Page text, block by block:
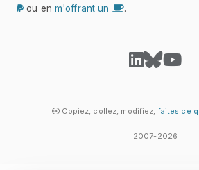
ou en m'offrant un .
Copiez, collez, modifiez,faites ce
2007-2026